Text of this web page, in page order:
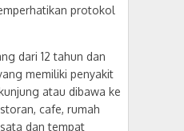
protokol
dari 12 tahun dan
memiliki penyakit
atau dibawa ke
cafe, rumah
dan tempat